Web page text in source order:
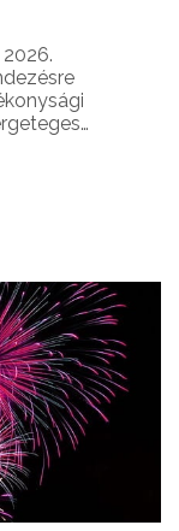
várja a